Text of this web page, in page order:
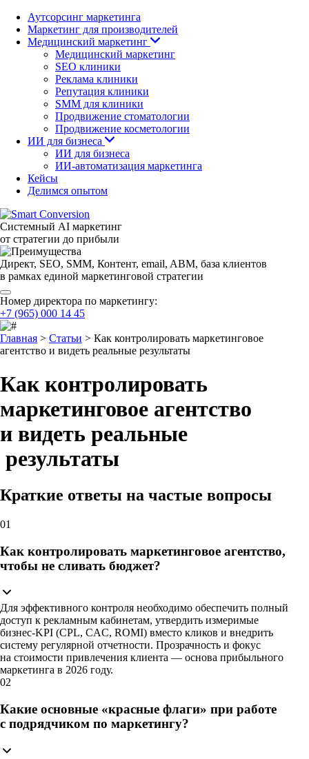
Аутсорсинг маркетинга
Маркетинг для производителей
Медицинский маркетинг
Медицинский маркетинг
SEO клиники
Реклама клиники
Репутация клиники
SMM для клиники
Продвижение стоматологии
Продвижение косметологии
ИИ для бизнеса
ИИ для бизнеса
ИИ-автоматизация маркетинга
Кейсы
Делимся опытом
Системный AI маркетинг
от стратегии до прибыли
Директ, SEO, SMM, Контент, email, ABM, база клиентов
в рамках единой маркетинговой стратегии
Номер директора по маркетингу:
+7 (965) 000 14 45
Главная > Статьи > Как контролировать маркетинговое
агентство и видеть реальные результаты
Как контролировать
маркетинговое агентство
и видеть реальные
результаты
Краткие ответы на частые вопросы
01
Как контролировать маркетинговое агентство,
чтобы не сливать бюджет?
Для эффективного контроля необходимо обеспечить полный
доступ к рекламным кабинетам, утвердить измеримые
бизнес‑KPI (CPL, CAC, ROMI) вместо кликов и внедрить
систему регулярной отчетности. Прозрачность и фокус
на стоимости привлечения клиента — основа прибыльного
маркетинга в 2026 году.
02
Какие основные «красные флаги» при работе
с подрядчиком по маркетингу?